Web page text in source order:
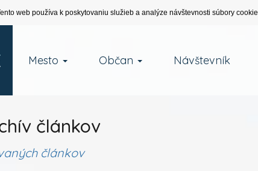
web používa k poskytovaniu služieb a analýze návštevnosti súbory
Mesto Občan Návštevník
článkov
článkov